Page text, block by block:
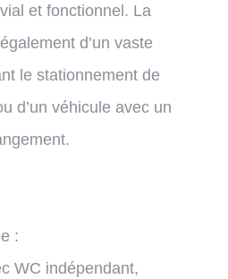
et fonctionnel. La
d’un vaste
le stationnement de
d’un véhicule avec un
:
WC indépendant,